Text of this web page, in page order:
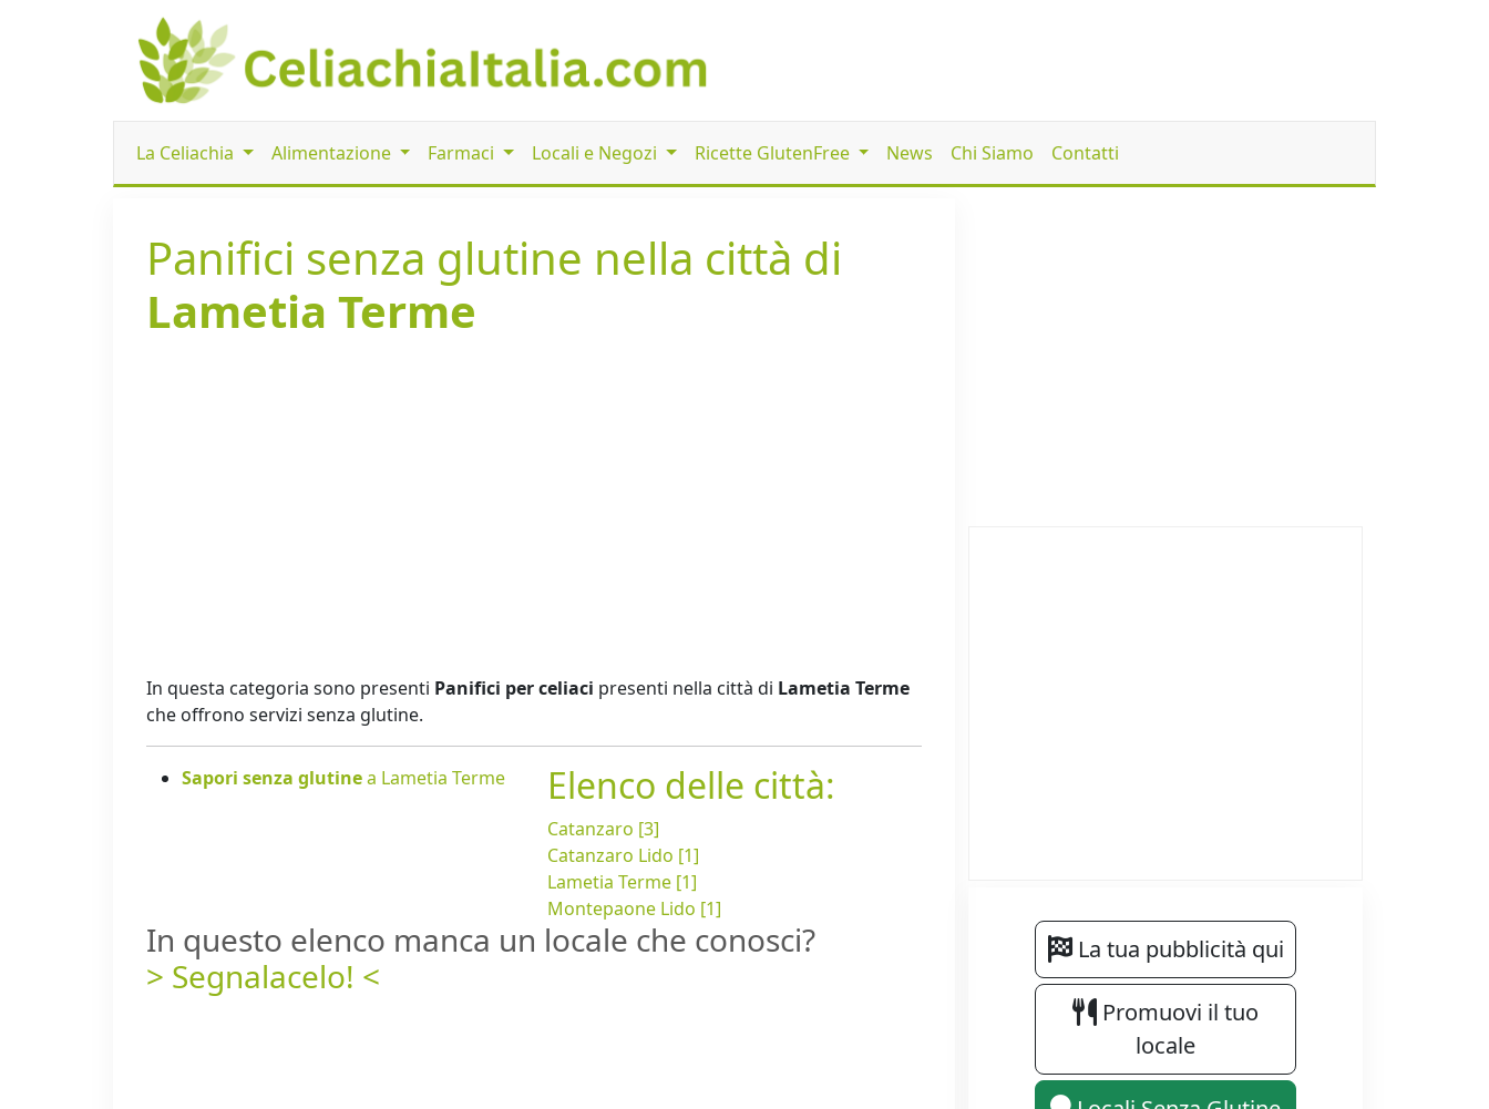
La Celiachia Alimentazione Farmaci Locali e Negozi Ricette GlutenFree News Chi Siamo Contatti
Panifici senza glutine nella città di
Lametia Terme
In questa categoria sono presenti Panifici per celiaci presenti nella città di Lametia Terme
che offrono servizi senza glutine.
Sapori senza glutinea Lametia Terme Elenco delle città:
Catanzaro [3]
Catanzaro Lido [1]
Lametia Terme [1]
Montepaone Lido [1]
In questo elenco manca un locale che conosci?
> Segnalacelo! <
La tua pubblicità qui
Promuovi il tuo
locale